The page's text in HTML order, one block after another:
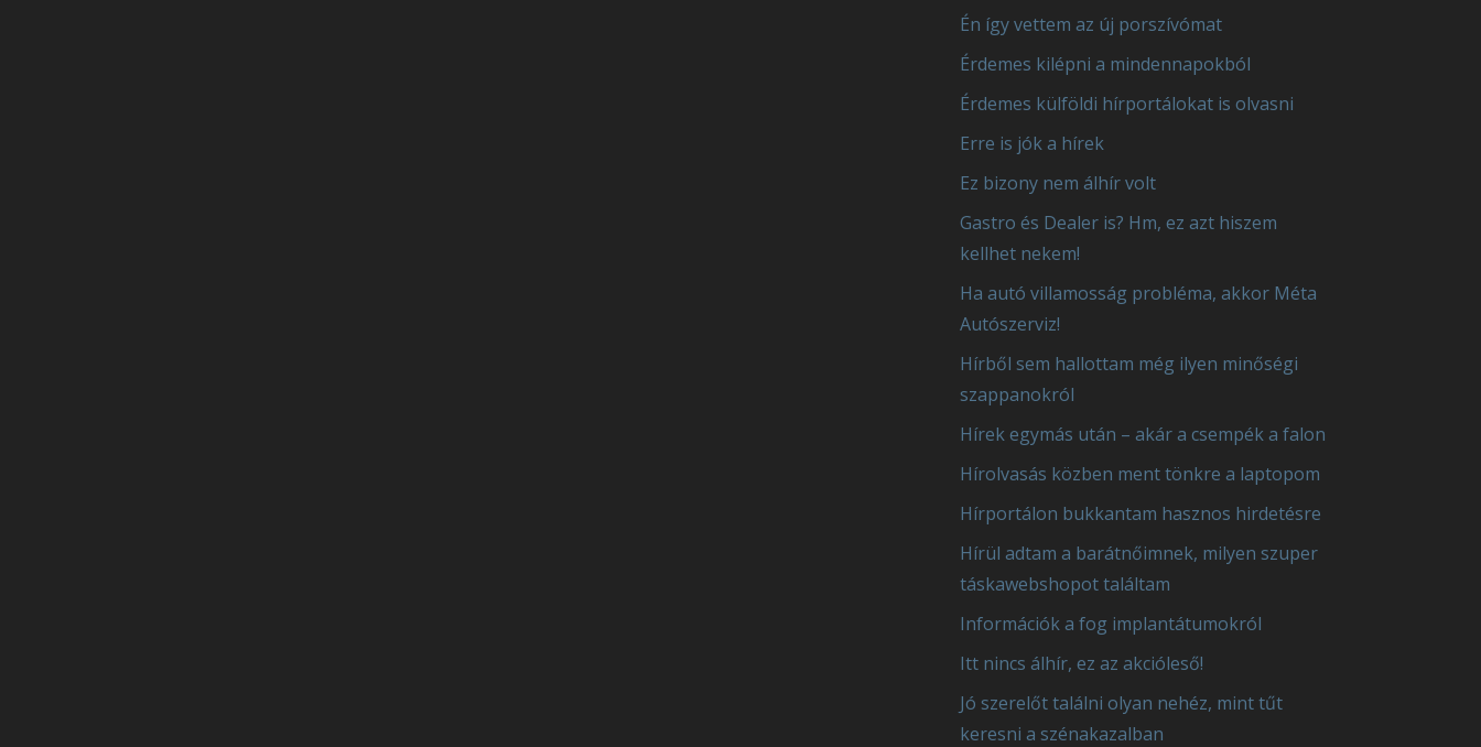
Én így vettem az új porszívómat
Érdemes kilépni a mindennapokból
Érdemes külföldi hírportálokat is olvasni
Erre is jók a hírek
Ez bizony nem álhír volt
Gastro és Dealer is? Hm, ez azt hiszem
kellhet nekem!
Ha autó villamosság probléma, akkor Méta
Autószerviz!
Hírből sem hallottam még ilyen minőségi
szappanokról
Hírek egymás után – akár a csempék a falon
Hírolvasás közben ment tönkre a laptopom
Hírportálon bukkantam hasznos hirdetésre
Hírül adtam a barátnőimnek, milyen szuper
táskawebshopot találtam
Információk a fog implantátumokról
Itt nincs álhír, ez az akcióleső!
Jó szerelőt találni olyan nehéz, mint tűt
keresni a szénakazalban